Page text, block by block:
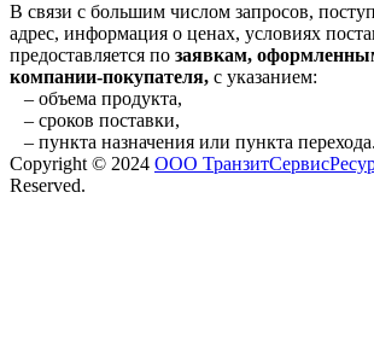
В связи с большим числом запросов,
адрес, информация о ценах, условиях
предоставляется по заявкам,
компании-покупателя, с указанием:
– объема продукта,
– сроков поставки,
– пункта назначения или пункта перехода.
Copyright © 2024 ООО
Reserved.